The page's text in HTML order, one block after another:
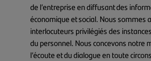
de l’entreprise en diffusant des
économique et social. Nous sommes
interlocuteurs privilégiés des
du personnel. Nous concevons notre
l’écoute et du dialogue en toute